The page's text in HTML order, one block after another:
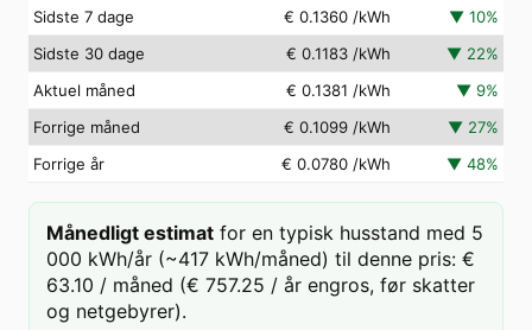
Sidste 7 dage
€ 0.1360 /kWh ▼ 10%
Sidste 30 dage
€ 0.1183 /kWh ▼ 22%
Aktuel måned
€ 0.1381 /kWh ▼ 9%
Forrige måned
€ 0.1099 /kWh ▼ 27%
Forrige år
€ 0.0780 /kWh ▼ 48%
Månedligt estimat for en typisk husstand med 5
000 kWh/år (~417 kWh/måned) til denne pris: €
63.10 / måned (€ 757.25 / år engros, før skatter
og netgebyrer).